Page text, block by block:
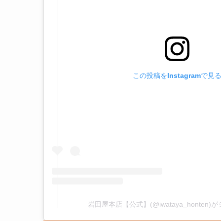
この投稿をInstagramで見る
岩田屋本店【公式】(@iwataya_honten)が